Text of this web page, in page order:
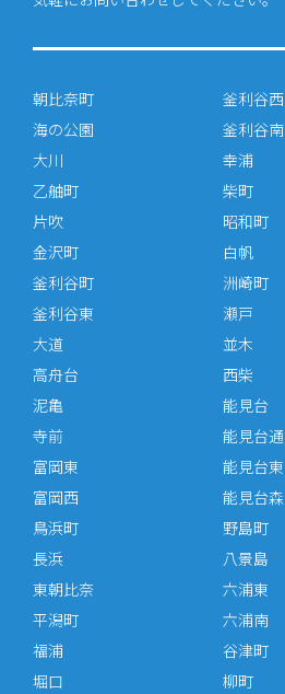
朝比奈町
海の公園
大川
乙舳町
片吹
金沢町
釜利谷町
釜利谷東
釜利谷西
釜利谷南
幸浦
柴町
昭和町
白帆
洲崎町
瀬戸
大道
高舟台
泥亀
寺前
富岡東
富岡西
鳥浜町
長浜
並木
西柴
能見台
能見台通
能見台東
能見台森
野島町
八景島
東朝比奈
平潟町
福浦
堀口
六浦東
六浦南
谷津町
柳町